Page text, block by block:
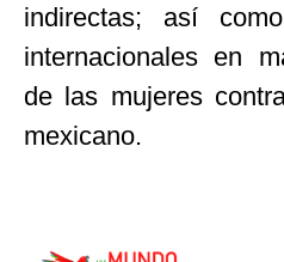
indirectas; así
internacionales en
de las mujeres
mexicano.